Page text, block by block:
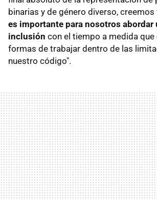
binarias y de género diverso,
es importante para nosotros abordar
inclusión con el tiempo a medida
formas de trabajar dentro de las
nuestro código".